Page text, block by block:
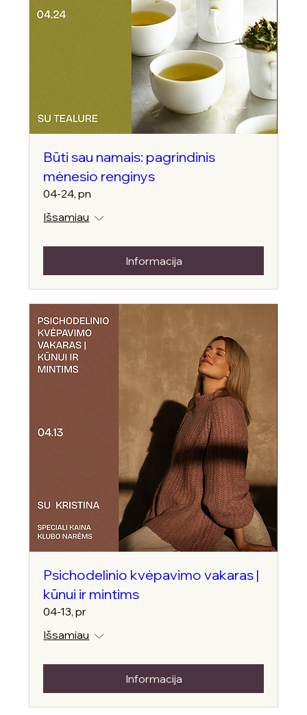
Būti sau namais: pagrindinis
mėnesio renginys
04-24, pn
Išsamiau
Informacija
Psichodelinio kvėpavimo vakaras |
kūnui ir mintims
04-13, pr
Išsamiau
Informacija